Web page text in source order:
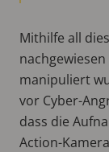
Mithilfe all
manipuliert
vor Cyber-
dass die
Action-